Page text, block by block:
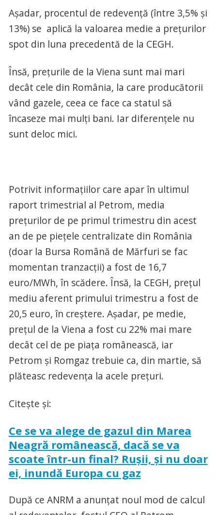
Aşadar, procentul de redevenţă (între 3,5% şi
13%) se aplică la valoarea medie a preţurilor
spot din luna precedentă de la CEGH.
Însă, preţurile de la Viena sunt mai mari
decât cele din România, la care producătorii
vând gazele, ceea ce face ca statul să
încaseze mai mulţi bani. Iar diferenţele nu
sunt deloc mici.
Potrivit informaţiilor care apar în ultimul
raport trimestrial al Petrom, media
preţurilor de pe primul trimestru din acest
an de pe pieţele centralizate din România
(doar la Bursa Română de Mărfuri se fac
momentan tranzacţii) a fost de 16,7
euro/MWh, în scădere. Însă, la CEGH, preţul
mediu aferent primului trimestru a fost de
20,5 euro, în creştere. Aşadar, pe medie,
preţul de la Viena a fost cu 22% mai mare
decât cel de pe piaţa românească, iar
Petrom şi Romgaz trebuie ca, din martie, să
plăteasc redevenţa la acele preţuri.
Citeşte şi:
Ce se va alege de gazul din Marea
Neagră românească, dacă se va
scoate într-un final? Ruşii, şi nu doar
ei, inundă Europa cu gaz
După ce ANRM a anunţat noul mod de calcul